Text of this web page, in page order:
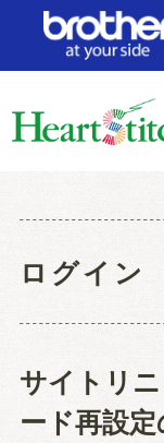
ログイン
サイトリ
ード再設
ログイン/新規会員登